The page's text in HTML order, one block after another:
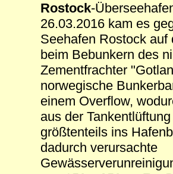
Rostock-
26.03.2016 kam es
Seehafen Rostock auf
beim Bebunkern des
Zementfrachter
norwegische
einem Overflow,
aus der
größtenteils ins
dadurch verursachte